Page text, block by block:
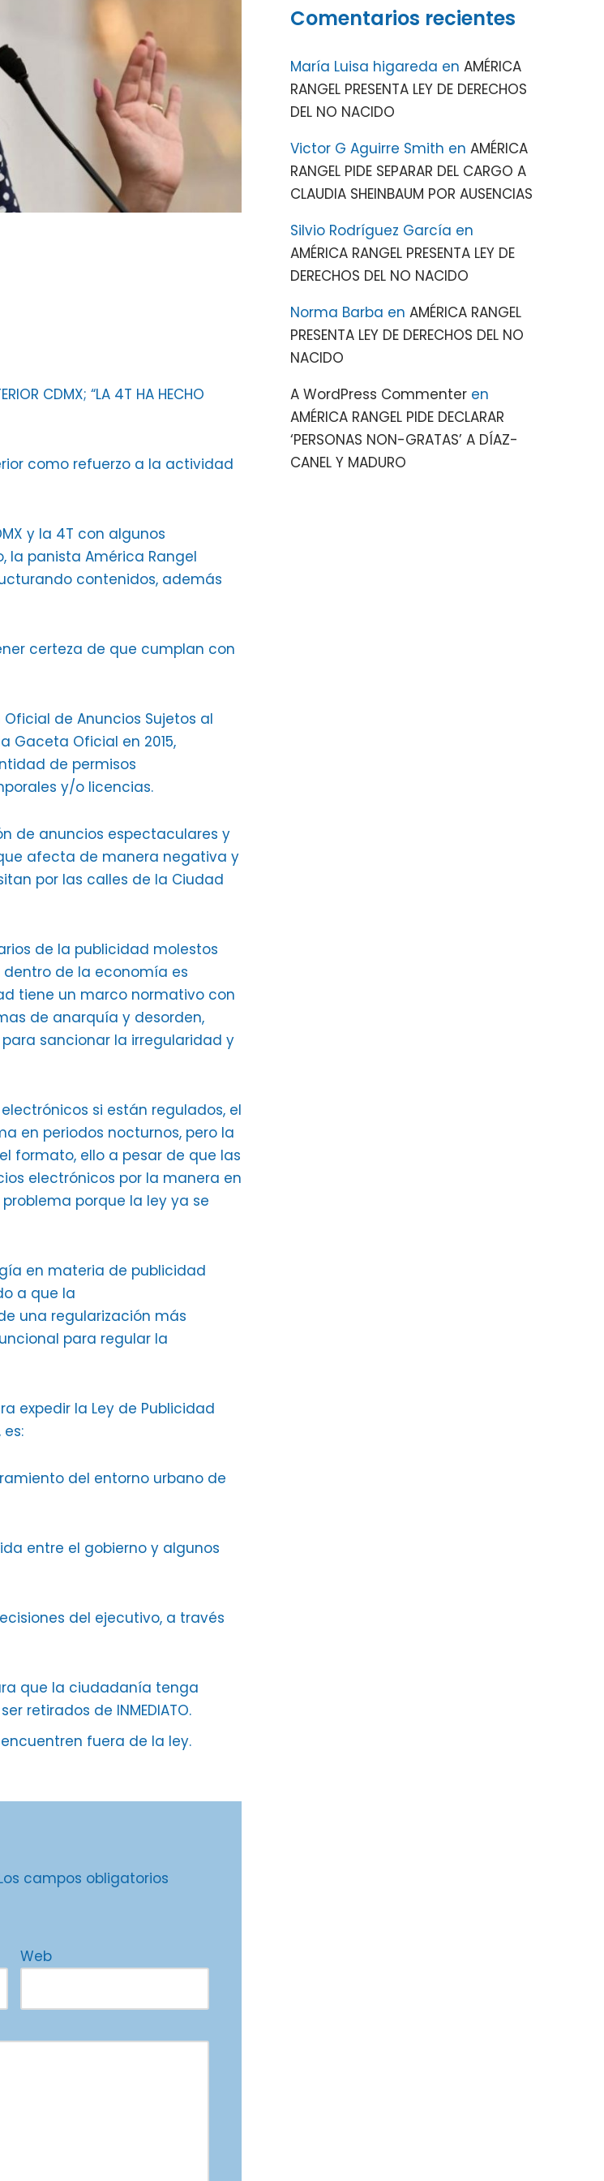
CDMX; “LA 4T HA HECHO
como refuerzo a la actividad
y la 4T con algunos
la panista América Rangel
contenidos, además
certeza de que cumplan con
de Anuncios Sujetos al
Gaceta Oficial en 2015,
de permisos
y/o licencias.
de anuncios espectaculares y
afecta de manera negativa y
por las calles de la Ciudad
de la publicidad molestos
dentro de la economía es
tiene un marco normativo con
de anarquía y desorden,
sancionar la irregularidad y
si están regulados, el
en periodos nocturnos, pero la
formato, ello a pesar de que las
electrónicos por la manera en
porque la ley ya se
en materia de publicidad
a que la
una regularización más
para regular la
expedir la Ley de Publicidad
es:
del entorno urbano de
entre el gobierno y algunos
del ejecutivo, a través
que la ciudadanía tenga
retirados de INMEDIATO.
fuera de la ley.
campos obligatorios
Web
Comentarios recientes
María Luisa higareda enAMÉRICA
RANGEL PRESENTA LEY DE DERECHOS
DEL NO NACIDO
Victor G Aguirre Smith enAMÉRICA
RANGEL PIDE SEPARAR DEL CARGO A
CLAUDIA SHEINBAUM POR AUSENCIAS
Silvio Rodríguez García en
AMÉRICA RANGEL PRESENTA LEY DE
DERECHOS DEL NO NACIDO
Norma Barba enAMÉRICA RANGEL
PRESENTA LEY DE DERECHOS DEL NO
NACIDO
A WordPress Commenter en
AMÉRICA RANGEL PIDE DECLARAR
‘PERSONAS NON-GRATAS’ A DÍAZ-
CANEL Y MADURO